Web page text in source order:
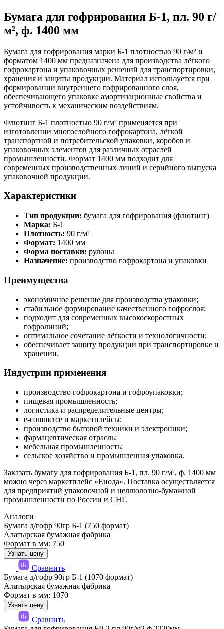
Бумага для гофрирования Б-1, пл. 90 г/
м², ф. 1400 мм
Бумага для гофрирования марки Б-1 плотностью 90 г/м² и
форматом 1400 мм предназначена для производства лёгкого
гофрокартона и упаковочных решений для транспортировки,
хранения и защиты продукции. Материал используется при
формировании внутреннего гофрированного слоя,
обеспечивающего упаковке амортизационные свойства и
устойчивость к механическим воздействиям.
Флютинг Б-1 плотностью 90 г/м² применяется при
изготовлении многослойного гофрокартона, лёгкой
транспортной и потребительской упаковки, коробов и
упаковочных элементов для различных отраслей
промышленности. Формат 1400 мм подходит для
современных производственных линий и серийного выпуска
упаковочной продукции.
Характеристики
Тип продукции: бумага для гофрирования (флютинг)
Марка: Б-1
Плотность: 90 г/м²
Формат: 1400 мм
Форма поставки: рулоны
Назначение: производство гофрокартона и упаковки
Преимущества
экономичное решение для производства упаковки;
стабильное формирование качественного гофрослоя;
подходит для современных высокоскоростных
гофролиний;
оптимальное сочетание лёгкости и технологичности;
обеспечивает защиту продукции при транспортировке и
хранении.
Индустрии применения
производство гофрокартона и гофроупаковки;
пищевая промышленность;
логистика и распределительные центры;
e-commerce и маркетплейсы;
производство бытовой техники и электроники;
фармацевтическая отрасль;
мебельная промышленность;
сельское хозяйство и промышленная упаковка.
Заказать бумагу для гофрирования Б-1, пл. 90 г/м², ф. 1400 мм
можно через маркетплейс «Енода». Поставка осуществляется
для предприятий упаковочной и целлюлозно-бумажной
промышленности по России и СНГ.
Аналоги
Бумага д/гофр 90гр Б-1 (750 формат)
Алатырская бумажная фабрика
Формат в мм: 750
Узнать цену
Сравнить
Бумага д/гофр 90гр Б-1 (1070 формат)
Алатырская бумажная фабрика
Формат в мм: 1070
Узнать цену
Сравнить